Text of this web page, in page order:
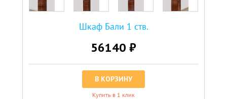
Шкаф Бали 1 ств.
56140 ₽
В КОРЗИНУ
Купить в 1 клик